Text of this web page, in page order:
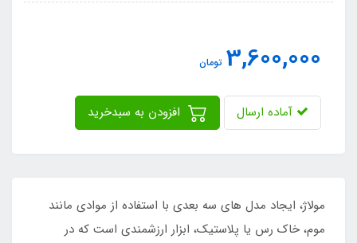
3,600,000 تومان
آماده ارسال
مولاژ، ایجاد مدل های سه بعدی با استفاده از موادی مانند
موم، خاک رس یا پلاستیک، ابزار ارزشمندی است که در